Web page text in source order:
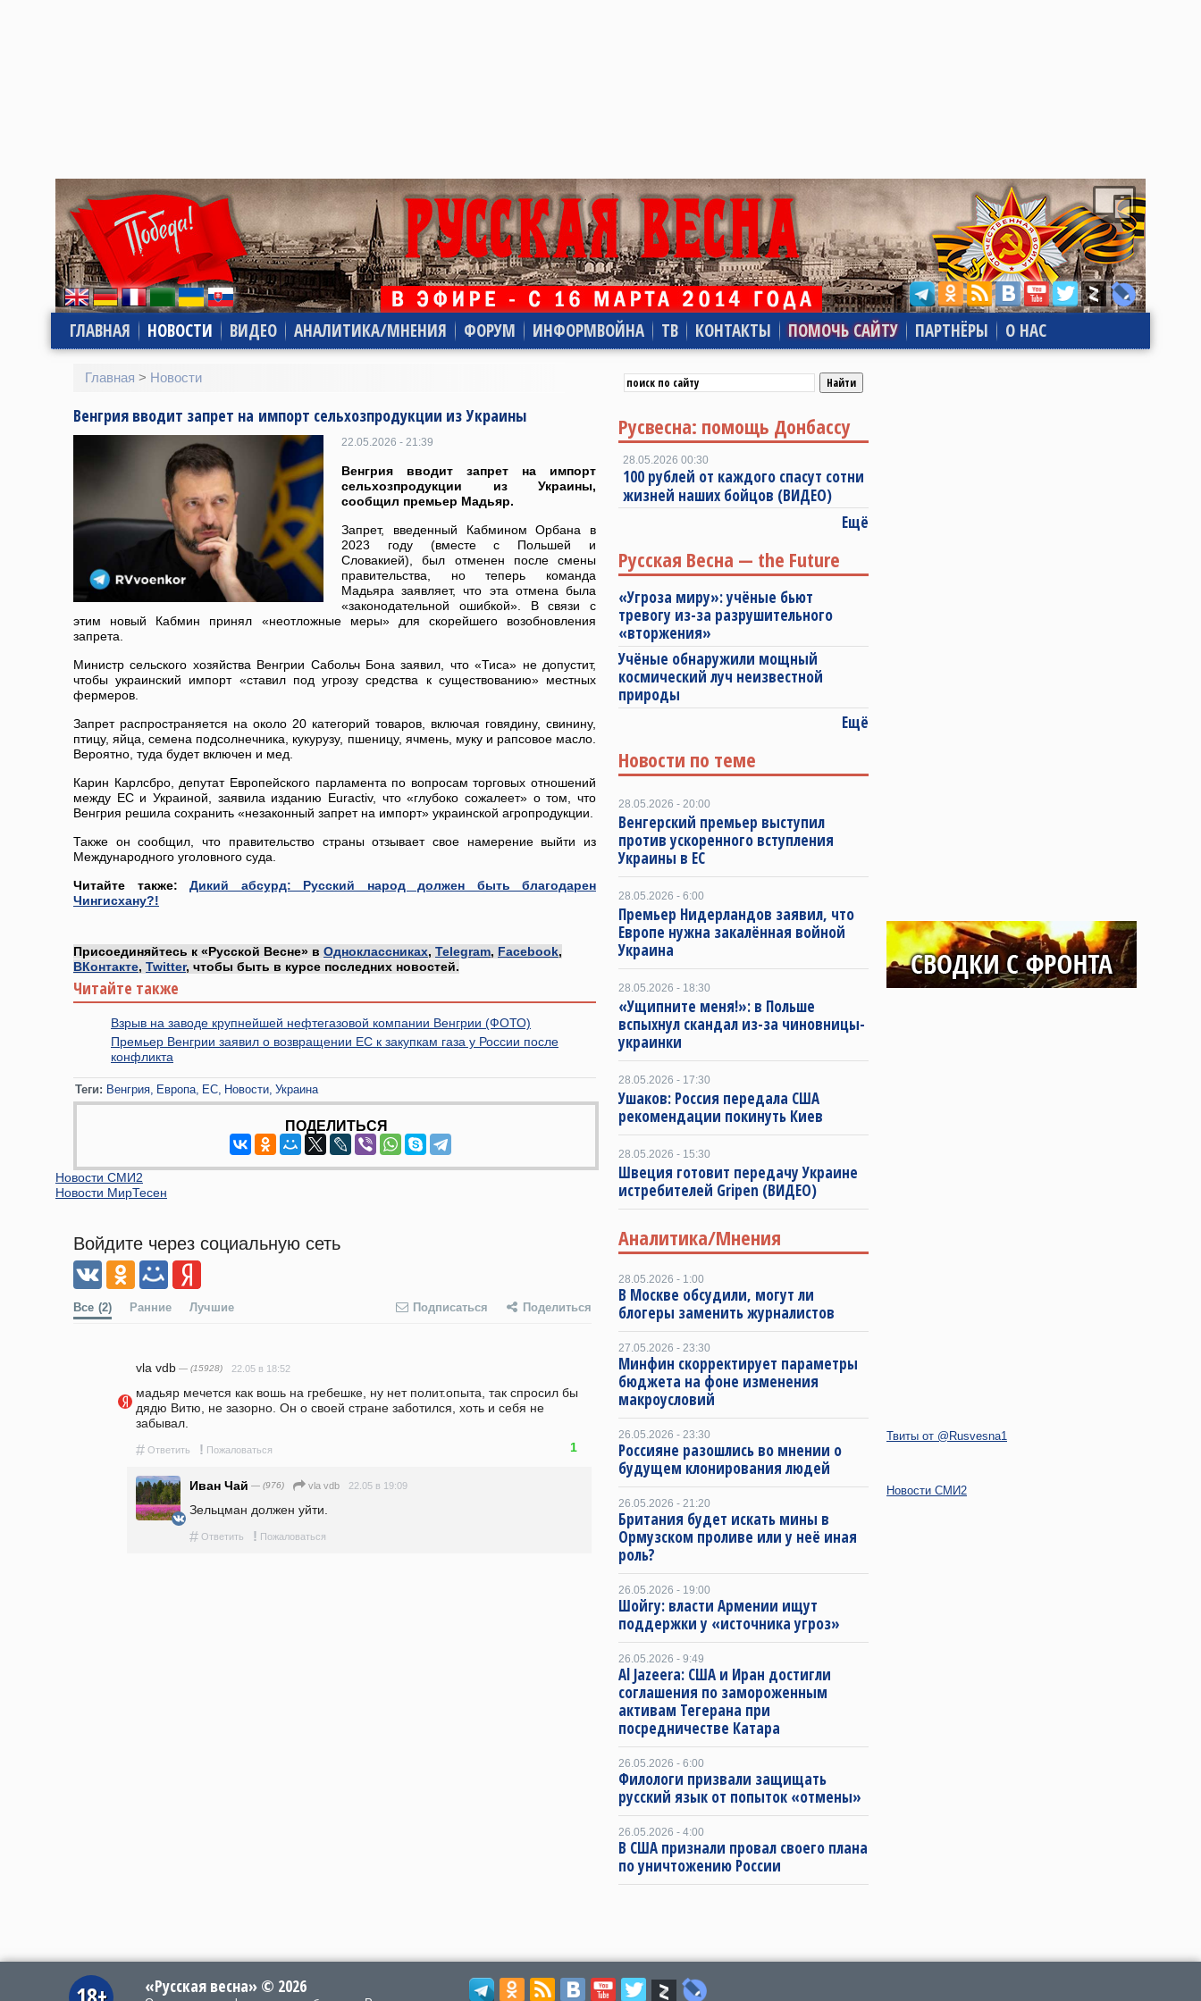
ГЛАВНАЯ НОВОСТИ ВИДЕО АНАЛИТИКА/МНЕНИЯ ФОРУМ ИНФОРМВОЙНА ТВ КОНТАКТЫ ПОМОЧЬ САЙТУ ПАРТНЁРЫ О НАС
Главная > Новости
Венгрия вводит запрет на импорт сельхозпродукции из Украины
22.05.2026 - 21:39
Венгрия вводит запрет на импорт
сельхозпродукции из Украины,
сообщил премьер Мадьяр.
Запрет, введенный Кабмином Орбана в
2023 году (вместе с Польшей и
Словакией), был отменен после смены
правительства, но теперь команда
Мадьяра заявляет, что эта отмена была
«законодательной ошибкой». В связи с
этим новый Кабмин принял «неотложные меры» для скорейшего возобновления
запрета.
Министр сельского хозяйства Венгрии Сабольч Бона заявил, что «Тиса» не допустит,
чтобы украинский импорт «ставил под угрозу средства к существованию» местных
фермеров.
Запрет распространяется на около 20 категорий товаров, включая говядину, свинину,
птицу, яйца, семена подсолнечника, кукурузу, пшеницу, ячмень, муку и рапсовое масло.
Вероятно, туда будет включен и мед.
Карин Карлсбро, депутат Европейского парламента по вопросам торговых отношений
между ЕС и Украиной, заявила изданию Euractiv, что «глубоко сожалеет» о том, что
Венгрия решила сохранить «незаконный запрет на импорт» украинской агропродукции.
Также он сообщил, что правительство страны отзывает свое намерение выйти из
Международного уголовного суда.
Читайте также: Дикий абсурд: Русский народ должен быть благодарен
Чингисхану?!
Присоединяйтесь к «Русской Весне» в Одноклассниках, Telegram, Facebook,
ВКонтакте, Twitter, чтобы быть в курсе последних новостей.
Читайте также
Взрыв на заводе крупнейшей нефтегазовой компании Венгрии (ФОТО)
Премьер Венгрии заявил о возвращении ЕС к закупкам газа у России после
конфликта
Теги: Венгрия Европа ЕС Новости Украина
ПОДЕЛИТЬСЯ
Новости СМИ2
Новости МирТесен
Войдите через социальную сеть
Все (2) Ранние Лучшие Подписаться Поделиться
vla vdb — (15928) 22.05 в 18:52
мадьяр мечется как вошь на гребешке, ну нет полит.опыта, так спросил бы
дядю Витю, не зазорно. Он о своей стране заботился, хоть и себя не
забывал.
# Ответить ! Пожаловаться 1
Иван Чай — (976) vla vdb 22.05 в 19:09
Зельцман должен уйти.
# Ответить ! Пожаловаться
Русвесна: помощь Донбассу
28.05.2026 00:30
100 рублей от каждого спасут сотни
жизней наших бойцов (ВИДЕО)
Ещё
Русская Весна — the Future
«Угроза миру»: учёные бьют
тревогу из-за разрушительного
«вторжения»
Учёные обнаружили мощный
космический луч неизвестной
природы
Ещё
Новости по теме
28.05.2026 - 20:00
Венгерский премьер выступил
против ускоренного вступления
Украины в ЕС
28.05.2026 - 6:00
Премьер Нидерландов заявил, что
Европе нужна закалённая войной
Украина
28.05.2026 - 18:30
«Ущипните меня!»: в Польше
вспыхнул скандал из-за чиновницы-
украинки
28.05.2026 - 17:30
Ушаков: Россия передала США
рекомендации покинуть Киев
28.05.2026 - 15:30
Швеция готовит передачу Украине
истребителей Gripen (ВИДЕО)
Аналитика/Мнения
28.05.2026 - 1:00
В Москве обсудили, могут ли
блогеры заменить журналистов
27.05.2026 - 23:30
Минфин скорректирует параметры
бюджета на фоне изменения
макроусловий
26.05.2026 - 23:30
Россияне разошлись во мнении о
будущем клонирования людей
26.05.2026 - 21:20
Британия будет искать мины в
Ормузском проливе или у неё иная
роль?
26.05.2026 - 19:00
Шойгу: власти Армении ищут
поддержки у «источника угроз»
26.05.2026 - 9:49
Al Jazeera: США и Иран достигли
соглашения по замороженным
активам Тегерана при
посредничестве Катара
26.05.2026 - 6:00
Филологи призвали защищать
русский язык от попыток «отмены»
26.05.2026 - 4:00
В США признали провал своего плана
по уничтожению России
Твиты от @Rusvesna1
Новости СМИ2
«Русская весна» © 2026